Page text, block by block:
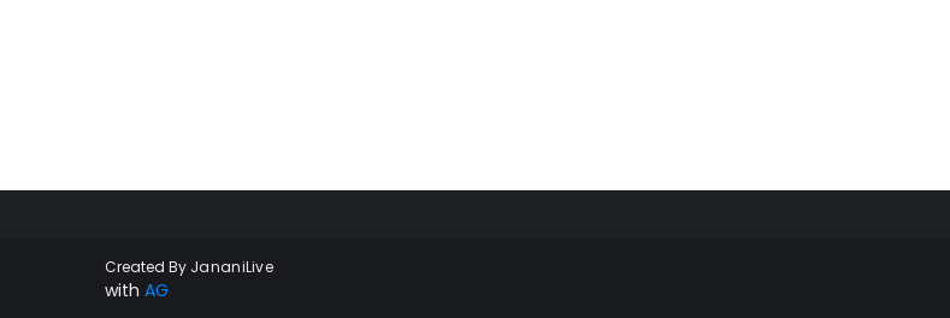
Created By JananiLive
with AG